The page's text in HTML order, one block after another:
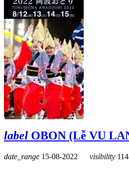
label OBON (Lễ VU
date_range 15-08-2022 visibility